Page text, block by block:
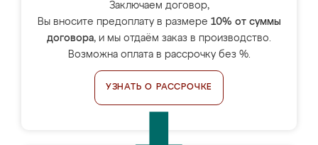
Заключаем договор,
Вы вносите предоплату в размере 10% от суммы
договора, и мы отдаём заказ в производство.
Возможна оплата в рассрочку без %.
УЗНАТЬ О РАССРОЧКЕ